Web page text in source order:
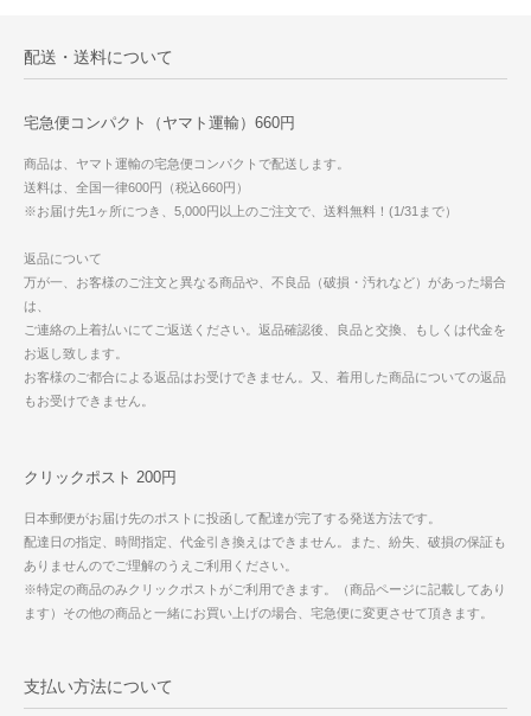
配送・送料について
宅急便コンパクト（ヤマト運輸）660円
商品は、ヤマト運輸の宅急便コンパクトで配送します。
送料は、全国一律600円（税込660円）
※お届け先1ヶ所につき、5,000円以上のご注文で、送料無料！(1/31まで）
返品について
万が一、お客様のご注文と異なる商品や、不良品（破損・汚れなど）があった場合
は、
ご連絡の上着払いにてご返送ください。返品確認後、良品と交換、もしくは代金を
お返し致します。
お客様のご都合による返品はお受けできません。又、着用した商品についての返品
もお受けできません。
クリックポスト 200円
日本郵便がお届け先のポストに投函して配達が完了する発送方法です。
配達日の指定、時間指定、代金引き換えはできません。また、紛失、破損の保証も
ありませんのでご理解のうえご利用ください。
※特定の商品のみクリックポストがご利用できます。（商品ページに記載してあり
ます）その他の商品と一緒にお買い上げの場合、宅急便に変更させて頂きます。
支払い方法について